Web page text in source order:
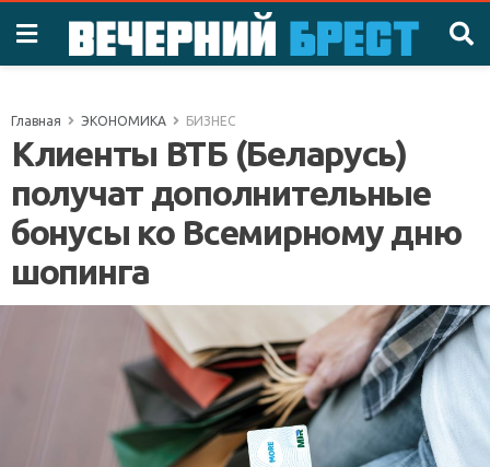
Главная ЭКОНОМИКА БИЗНЕС
Клиенты ВТБ (Беларусь)
получат дополнительные
бонусы ко Всемирному дню
шопинга